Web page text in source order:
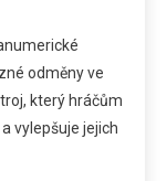
odměny ve
který hráčům
vylepšuje jejich